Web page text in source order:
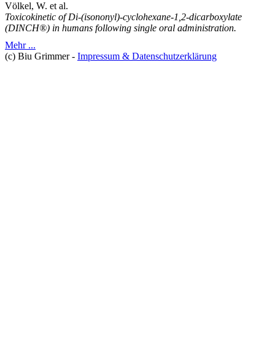
Völkel, W. et al.
Toxicokinetic of Di-(isononyl)-cyclohexane-1,2-dicarboxylate
(DINCH®) in humans following single oral administration.
Mehr ...
(c) Biu Grimmer - Impressum & Datenschutzerklärung